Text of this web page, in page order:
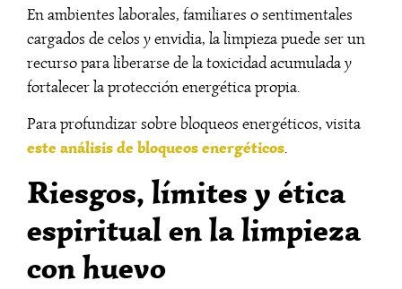
En ambientes laborales, familiares o sentimentales
cargados de celos y envidia, la limpieza puede ser un
recurso para liberarse de la toxicidad acumulada y
fortalecer la protección energética propia.
Para profundizar sobre bloqueos energéticos, visita
este análisis de bloqueos energéticos.
Riesgos, límites y ética
espiritual en la limpieza
con huevo